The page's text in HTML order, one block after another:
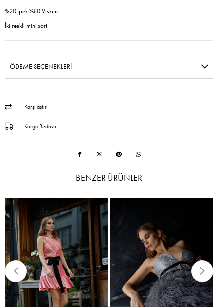
%20 İpek %80 Viskon
İki renkli mini şort
ÖDEME SEÇENEKLERI
Karşılaştır
Kargo Bedava
BENZER ÜRÜNLER